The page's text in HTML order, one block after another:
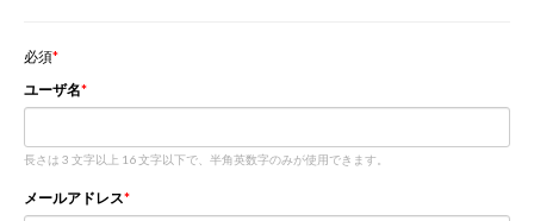
必須
ユーザ名
長さは 3 文字以上 16 文字以下で、半角英数字のみが使用できます。
メールアドレス